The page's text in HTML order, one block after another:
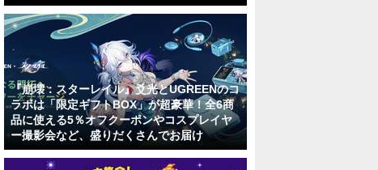
『崩壊：スターレイル』爻光とUGREENのコ
ラボは「限定ギフトBOX」が超豪華！全6商
品に使える5％オフクーポンやコスプレイヤ
ー撮影会など、盛りだくさんでお届け